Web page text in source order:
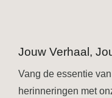
Jouw Verhaal,
Vang de essentie
herinneringen met